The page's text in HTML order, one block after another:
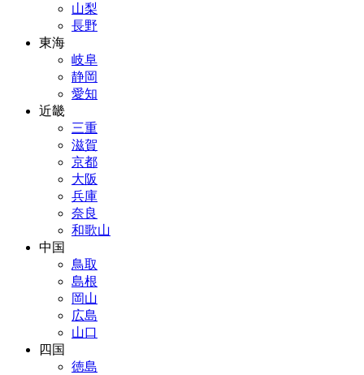
山梨
長野
東海
岐阜
静岡
愛知
近畿
三重
滋賀
京都
大阪
兵庫
奈良
和歌山
中国
鳥取
島根
岡山
広島
山口
四国
徳島